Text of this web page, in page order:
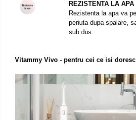
REZISTENTA LA APA
Rezistenta la apa va
periuta dupa spalare,
sub dus.
Vitammy Vivo - pentru cei ce isi